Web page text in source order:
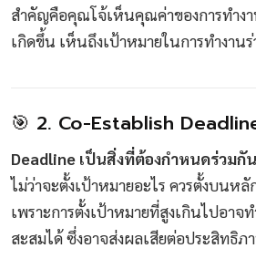
สำคัญคือคุณโจ้เห็นคุณค่าของการทำง
เกิดขึ้น เห็นถึงเป้าหมายในการทำงาน
🎯 2. Co-Establish
Deadline เป็นสิ่งที่ต้องกำหนดร่วมกัน
ไม่ว่าจะตั้งเป้าหมายอะไร ควรตั้งบนห
เพราะการตั้งเป้าหมายที่สูงเกินไปอาจ
สะสมได้ ซึ่งอาจส่งผลเสียต่อประสิทธิภ